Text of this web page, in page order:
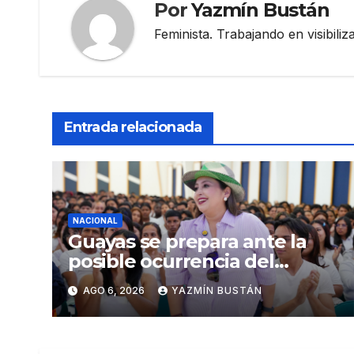
PorYazmín Bustán
Feminista. Trabajando en
Entrada relacionada
NACIONAL
Guayas se prepara ante la
posible ocurrencia del
fenómeno de El Niño:
Gobierno Nacional capacita a
2.500 jóvenes
AGO 6, 2026 YAZMÍN BUSTÁN